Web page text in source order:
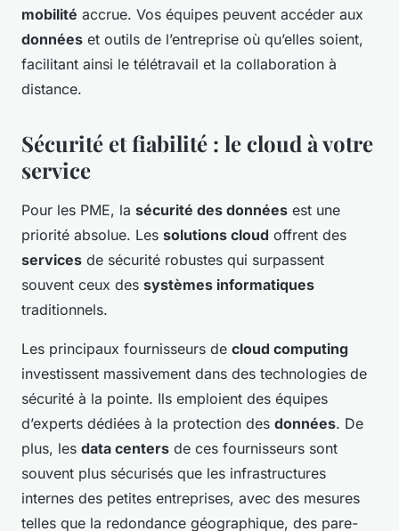
mobilité accrue. Vos équipes peuvent accéder aux
données et outils de l’entreprise où qu’elles soient,
facilitant ainsi le télétravail et la collaboration à
distance.
Sécurité et fiabilité : le cloud à votre
service
Pour les PME, la sécurité des données est une
priorité absolue. Les solutions cloud offrent des
services de sécurité robustes qui surpassent
souvent ceux des systèmes informatiques
traditionnels.
Les principaux fournisseurs de cloud computing
investissent massivement dans des technologies de
sécurité à la pointe. Ils emploient des équipes
d’experts dédiées à la protection des données. De
plus, les data centers de ces fournisseurs sont
souvent plus sécurisés que les infrastructures
internes des petites entreprises, avec des mesures
telles que la redondance géographique, des pare-